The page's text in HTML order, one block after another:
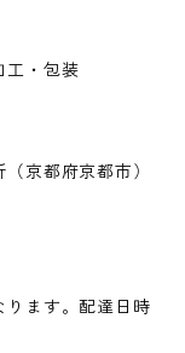
工・包装
京都府京都市）
ます。配達日時